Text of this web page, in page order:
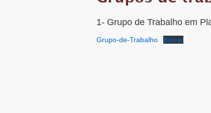
1- Grupo de Trabalho em
Grupo-de-Trabalho Baixar